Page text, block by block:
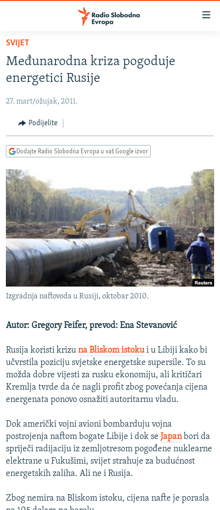
Pređite
glavni
sadržaj
na
navigaciju
Pređite
na
VIJESTI
SRBIJA
KOSOVO
CRNA GORA
VIDEO
FOTOGALERIJE
INFOGRAFIKE
PODCASTI
RAT U UKRAJINI
KINA NA BALKANU
RSE PRIČE IZ SVIJETA
ISPRIČAJ MI
DNEVNO@RSE
SPECIJALI RSE
VIŠE OD NASLOVA
GENOCID U SREBRENICI
POPLAVE I KLIZIŠTA U BIH 2024.
POST SCRIPTUM
MOJA EVROPA
TRI DECENIJE OD RATA U BIH
NASTANAK I RASPAD JUGOSLAVIJE
PRATITE NAS
SVIJET
Međunarodna kriza pogoduje
energetici Rusije
27. mart/ožujak, 2011.
Podijelite
Dodajte Radio Slobodna Evropa u vaš Google izvor
Izgradnja naftovoda u Rusiji, oktobar 2010.
Autor: Gregory Feifer, prevod: Ena Stevanović
Rusija koristi krizu na Bliskom istokui u Libiji kako bi
učvrstila poziciju svjetske energetske supersile. To su
možda dobre vijesti za rusku ekonomiju, ali kritičari
Kremlja tvrde da će nagli profit zbog povećanja cijena
energenata ponovo osnažiti autoritarnu vladu.
Dok američki vojni avioni bombarduju vojna
postrojenja naftom bogate Libije i dok se Japanbori da
spriječi radijaciju iz zemljotresom pogođene nuklearne
elektrane u Fukušimi, svijet strahuje za budućnost
energetskih zaliha. Ali ne i Rusija.
Zbog nemira na Bliskom istoku, cijena nafte je porasla